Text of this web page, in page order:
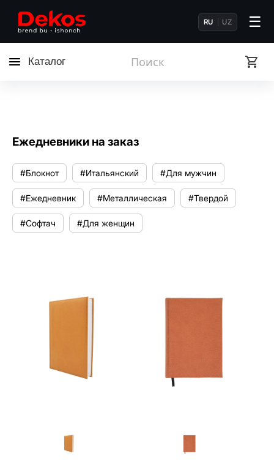
RU UZ ☰
Каталог
Ежедневники на заказ
#Блокнот #Итальянский #Для мужчин
#Ежедневник #Металлическая #Твердой
#Софтач #Для женщин